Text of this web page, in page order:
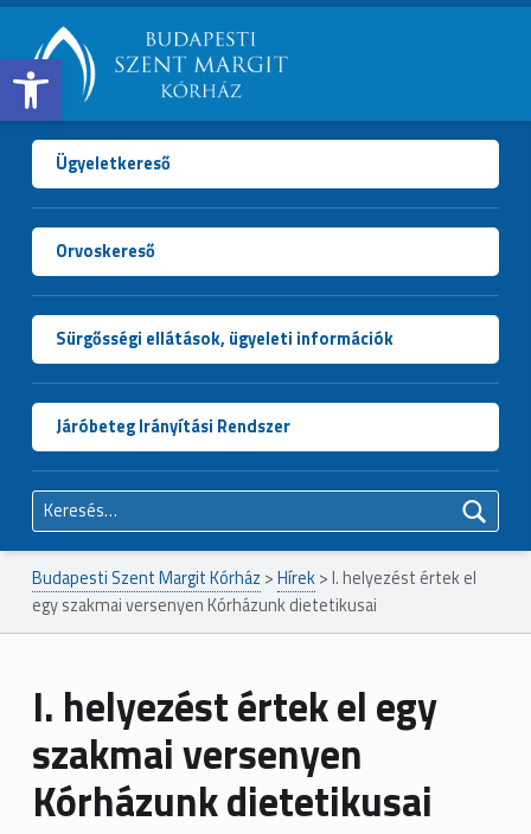
Open toolbar
BUDAPESTI
SZENT
MARGIT
KÓRHÁZ
Ügyeletkereső
Orvoskereső
Sürgősségi ellátások, ügyeleti információk
Járóbeteg Irányítási Rendszer
Keresés:
Budapesti Szent Margit Kórház >Hírek> I. helyezést értek el
egy szakmai versenyen Kórházunk dietetikusai
I. helyezést értek el egy
szakmai versenyen
Kórházunk dietetikusai